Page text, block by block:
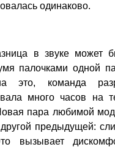
одинаково.
в звуке может
палочками одной
это, команда
много часов на
пара любимой
другой предыдущей:
вызывает